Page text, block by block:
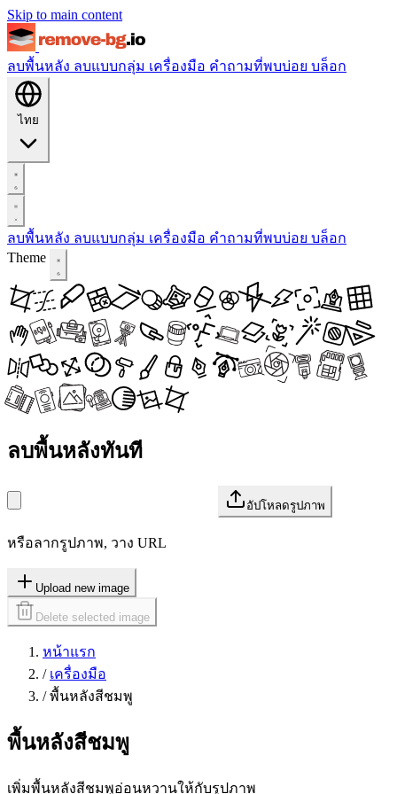
Skip to main content
ลบพื้นหลัง ลบแบบกลุ่ม เครื่องมือ คำถามที่พบบ่อย บล็อก
ไทย
ลบพื้นหลัง ลบแบบกลุ่ม เครื่องมือ คำถามที่พบบ่อย บล็อก
Theme
ลบพื้นหลังทันที
อัปโหลดรูปภาพ
หรือลากรูปภาพ, วาง URL
Upload new image
Delete selected image
หน้าแรก
/ เครื่องมือ
/ พื้นหลังสีชมพู
พื้นหลังสีชมพู
เพิ่มพื้นหลังสีชมพูอ่อนหวานให้กับรูปภาพ